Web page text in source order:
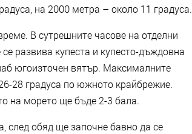
на 2000 метра – около 11 градуса.
В сутрешните часове на отделни
развива купеста и купесто-дъждовна
югоизточен вятър. Максималните
28 градуса по южното крайбрежие.
на морето ще бъде 2-3 бала.
след обяд ще започне бавно да се